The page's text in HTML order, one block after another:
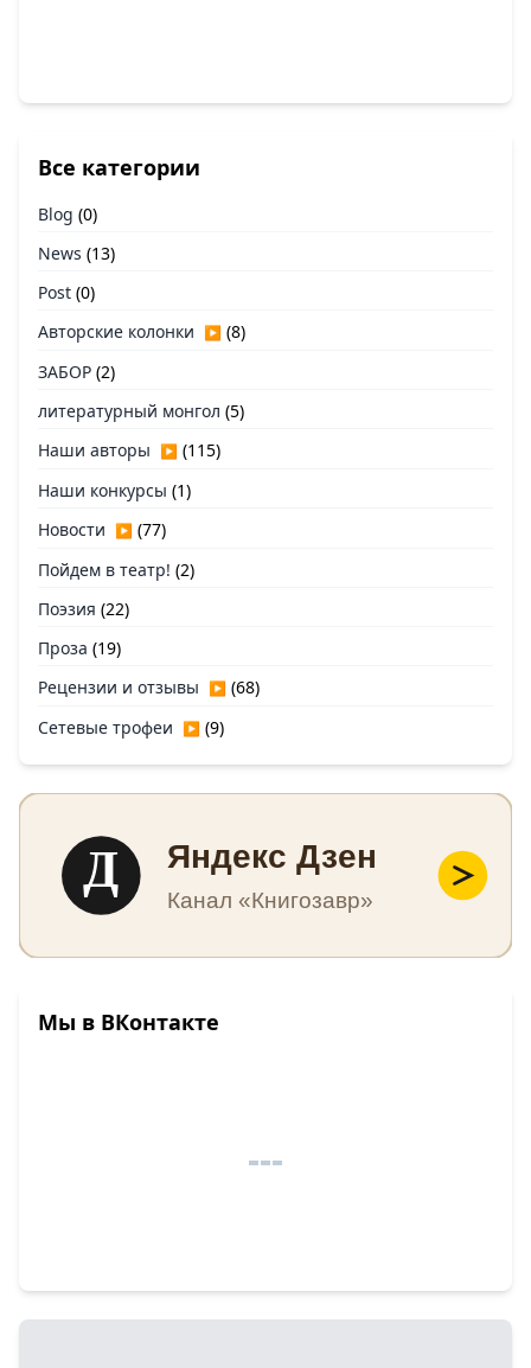
Все категории
Blog (0)
News (13)
Post (0)
Авторские колонки ▶ (8)
ЗАБОР (2)
литературный монгол (5)
Наши авторы ▶ (115)
Наши конкурсы (1)
Новости ▶ (77)
Пойдем в театр! (2)
Поэзия (22)
Проза (19)
Рецензии и отзывы ▶ (68)
Сетевые трофеи ▶ (9)
Д Яндекс Дзен
Канал «Книгозавр»
Мы в ВКонтакте